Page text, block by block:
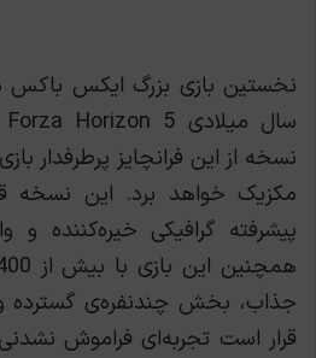
نخستین بازی بزرگ ایکس باکس
نسخه از این فرانچایز پرطرفدار
مکزیک خواهد برد. این نسخه
پیشرفته‌ گرافیکی خیره‌کننده و
جذاب، بخش چندنفره‌ی
قرار است تجربه‌ای فراموش